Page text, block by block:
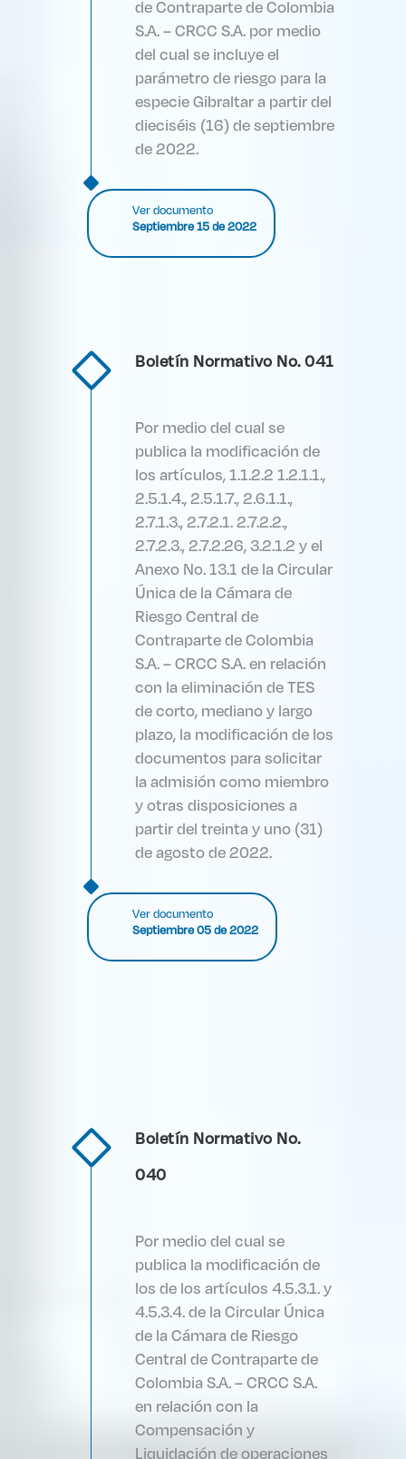
de Contraparte de Colombia
S.A. – CRCC S.A. por medio
del cual se incluye el
parámetro de riesgo para la
especie Gibraltar a partir del
dieciséis (16) de septiembre
de 2022.
Ver documento
Septiembre 15 de 2022
Boletín Normativo No. 041
Por medio del cual se
publica la modificación de
los artículos, 1.1.2.2 1.2.1.1.,
2.5.1.4., 2.5.1.7., 2.6.1.1.,
2.7.1.3., 2.7.2.1. 2.7.2.2.,
2.7.2.3., 2.7.2.26, 3.2.1.2 y el
Anexo No. 13.1 de la Circular
Única de la Cámara de
Riesgo Central de
Contraparte de Colombia
S.A. – CRCC S.A. en relación
con la eliminación de TES
de corto, mediano y largo
plazo, la modificación de los
documentos para solicitar
la admisión como miembro
y otras disposiciones a
partir del treinta y uno (31)
de agosto de 2022.
Ver documento
Septiembre 05 de 2022
Boletín Normativo No.
040
Por medio del cual se
publica la modificación de
los de los artículos 4.5.3.1. y
4.5.3.4. de la Circular Única
de la Cámara de Riesgo
Central de Contraparte de
Colombia S.A. – CRCC S.A.
en relación con la
Compensación y
Liquidación de operaciones